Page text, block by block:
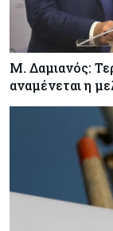
νέων
Μ. Δαμιανός:
αναμένεται η